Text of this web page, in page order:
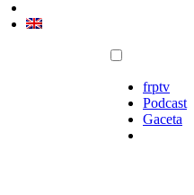
frptv
Podcast
Gaceta